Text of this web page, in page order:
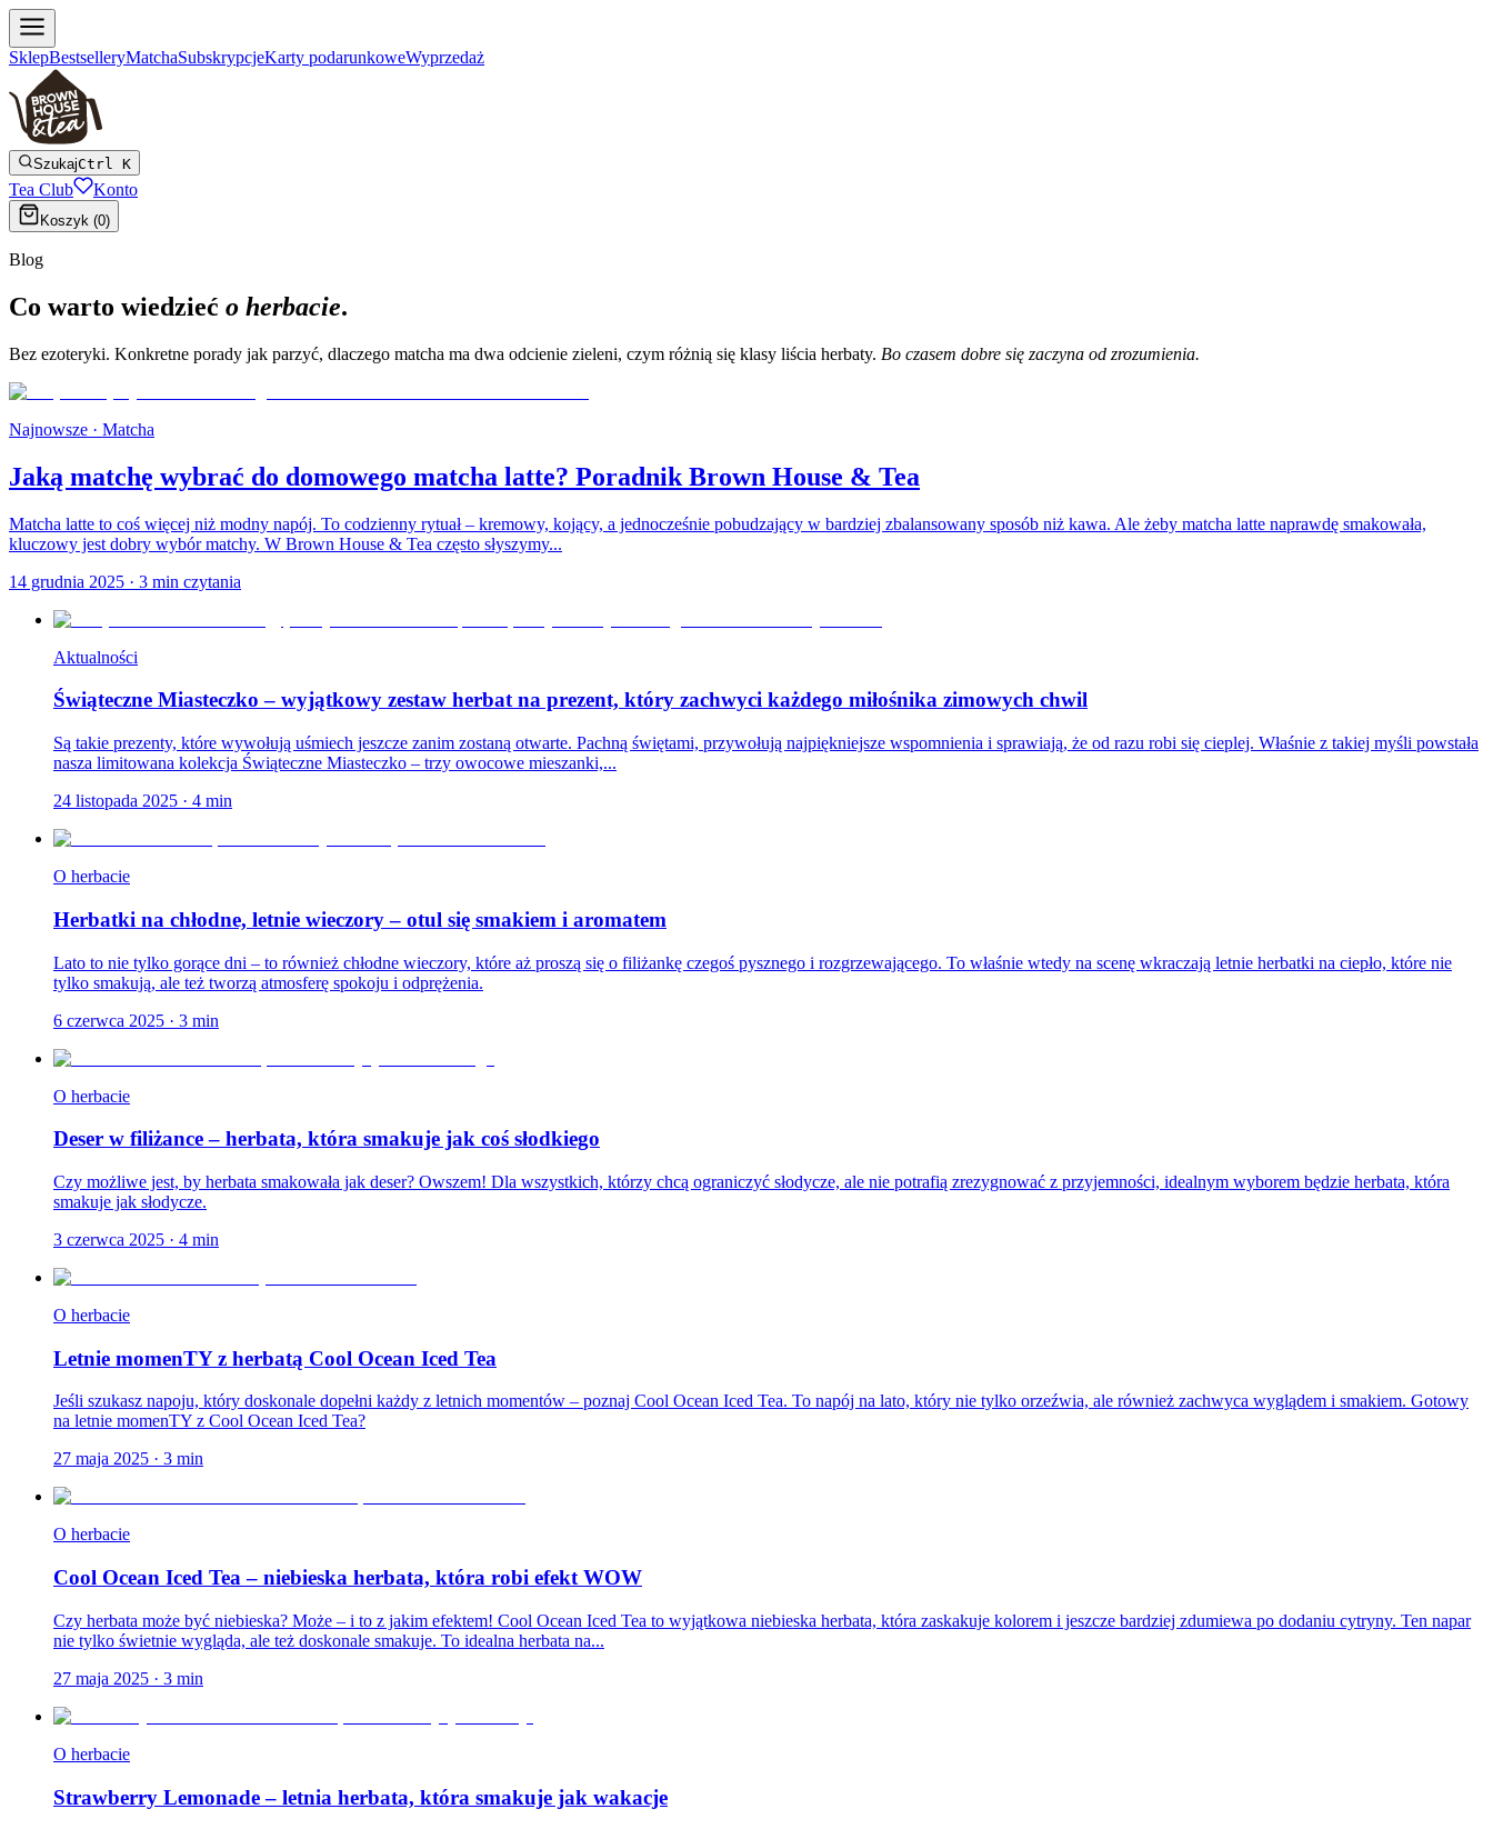
SklepBestselleryMatchaSubskrypcjeKarty podarunkoweWyprzedaż
SzukajCtrl K
Tea Club Konto
Koszyk (0)
Blog
Co warto wiedzieć o herbacie.
Bez ezoteryki. Konkretne porady jak parzyć, dlaczego matcha ma dwa odcienie zieleni, czym różnią się klasy liścia herbaty. Bo czasem dobre się zaczyna od zrozumienia.
Najnowsze · Matcha
Jaką matchę wybrać do domowego matcha latte? Poradnik Brown House & Tea
Matcha latte to coś więcej niż modny napój. To codzienny rytuał – kremowy, kojący, a jednocześnie pobudzający w bardziej zbalansowany sposób niż kawa. Ale żeby matcha latte naprawdę smakowała,
kluczowy jest dobry wybór matchy. W Brown House & Tea często słyszymy...
14 grudnia 2025 · 3 min czytania
Aktualności
Świąteczne Miasteczko – wyjątkowy zestaw herbat na prezent, który zachwyci każdego miłośnika zimowych chwil
Są takie prezenty, które wywołują uśmiech jeszcze zanim zostaną otwarte. Pachną świętami, przywołują najpiękniejsze wspomnienia i sprawiają, że od razu robi się cieplej. Właśnie z takiej myśli powstała
nasza limitowana kolekcja Świąteczne Miasteczko – trzy owocowe mieszanki,...
24 listopada 2025 · 4 min
O herbacie
Herbatki na chłodne, letnie wieczory – otul się smakiem i aromatem
Lato to nie tylko gorące dni – to również chłodne wieczory, które aż proszą się o filiżankę czegoś pysznego i rozgrzewającego. To właśnie wtedy na scenę wkraczają letnie herbatki na ciepło, które nie
tylko smakują, ale też tworzą atmosferę spokoju i odprężenia.
6 czerwca 2025 · 3 min
O herbacie
Deser w filiżance – herbata, która smakuje jak coś słodkiego
Czy możliwe jest, by herbata smakowała jak deser? Owszem! Dla wszystkich, którzy chcą ograniczyć słodycze, ale nie potrafią zrezygnować z przyjemności, idealnym wyborem będzie herbata, która
smakuje jak słodycze.
3 czerwca 2025 · 4 min
O herbacie
Letnie momenTY z herbatą Cool Ocean Iced Tea
Jeśli szukasz napoju, który doskonale dopełni każdy z letnich momentów – poznaj Cool Ocean Iced Tea. To napój na lato, który nie tylko orzeźwia, ale również zachwyca wyglądem i smakiem. Gotowy
na letnie momenTY z Cool Ocean Iced Tea?
27 maja 2025 · 3 min
O herbacie
Cool Ocean Iced Tea – niebieska herbata, która robi efekt WOW
Czy herbata może być niebieska? Może – i to z jakim efektem! Cool Ocean Iced Tea to wyjątkowa niebieska herbata, która zaskakuje kolorem i jeszcze bardziej zdumiewa po dodaniu cytryny. Ten napar
nie tylko świetnie wygląda, ale też doskonale smakuje. To idealna herbata na...
27 maja 2025 · 3 min
O herbacie
Strawberry Lemonade – letnia herbata, która smakuje jak wakacje